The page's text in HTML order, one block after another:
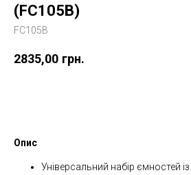
(FC105B)
FC105B
2835,00 грн.
Опис
Універсальний набір ємностей